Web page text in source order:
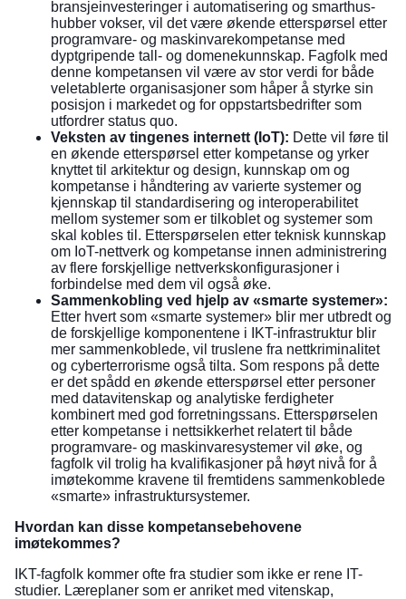
bransjeinvesteringer i automatisering og smarthus-
hubber vokser, vil det være økende etterspørsel etter
programvare- og maskinvarekompetanse med
dyptgripende tall- og domenekunnskap. Fagfolk med
denne kompetansen vil være av stor verdi for både
veletablerte organisasjoner som håper å styrke sin
posisjon i markedet og for oppstartsbedrifter som
utfordrer status quo.
Veksten av tingenes internett (IoT): Dette vil føre til
en økende etterspørsel etter kompetanse og yrker
knyttet til arkitektur og design, kunnskap om og
kompetanse i håndtering av varierte systemer og
kjennskap til standardisering og interoperabilitet
mellom systemer som er tilkoblet og systemer som
skal kobles til. Etterspørselen etter teknisk kunnskap
om IoT-nettverk og kompetanse innen administrering
av flere forskjellige nettverkskonfigurasjoner i
forbindelse med dem vil også øke.
Sammenkobling ved hjelp av «smarte systemer»:
Etter hvert som «smarte systemer» blir mer utbredt og
de forskjellige komponentene i IKT-infrastruktur blir
mer sammenkoblede, vil truslene fra nettkriminalitet
og cyberterrorisme også tilta. Som respons på dette
er det spådd en økende etterspørsel etter personer
med datavitenskap og analytiske ferdigheter
kombinert med god forretningssans. Etterspørselen
etter kompetanse i nettsikkerhet relatert til både
programvare- og maskinvaresystemer vil øke, og
fagfolk vil trolig ha kvalifikasjoner på høyt nivå for å
imøtekomme kravene til fremtidens sammenkoblede
«smarte» infrastruktursystemer.
Hvordan kan disse kompetansebehovene
imøtekommes?
IKT-fagfolk kommer ofte fra studier som ikke er rene IT-
studier. Læreplaner som er anriket med vitenskap,